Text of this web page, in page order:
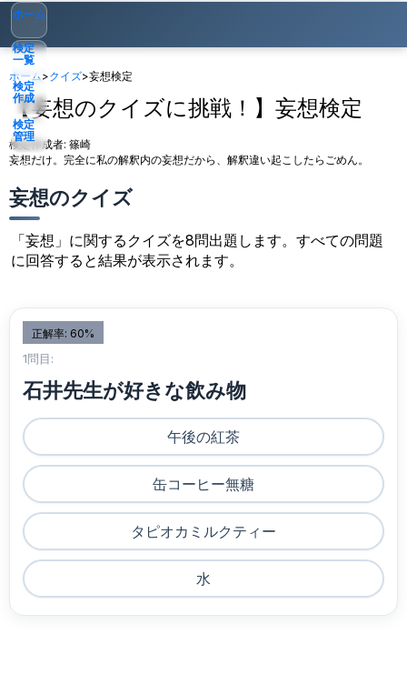
ホーム
検定
一覧
検定
作成
検定
管理
ゲスト ▾
ホーム>クイズ>妄想検定
【妄想のクイズに挑戦！】妄想検定
検定作成者: 篠崎
妄想だけ。完全に私の解釈内の妄想だから、解釈違い起こしたらごめん。
妄想のクイズ
「妄想」に関するクイズを8問出題します。すべての問題
に回答すると結果が表示されます。
正解率: 60%
1問目:
石井先生が好きな飲み物
午後の紅茶
缶コーヒー無糖
タピオカミルクティー
水